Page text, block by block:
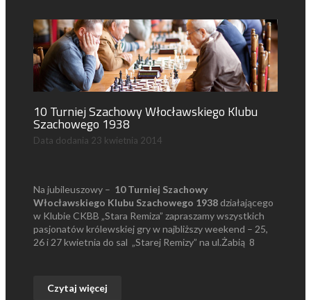
10 Turniej Szachowy Włocławskiego Klubu
Szachowego 1938
Data dodania 23 kwietnia 2014
Na jubileuszowy – 10 Turniej Szachowy
Włocławskiego Klubu Szachowego 1938 działającego
w Klubie CKBB „Stara Remiza” zapraszamy wszystkich
pasjonatów królewskiej gry w najbliższy weekend – 25,
26 i 27 kwietnia do sal „Starej Remizy” na ul.Żabią 8
Czytaj więcej